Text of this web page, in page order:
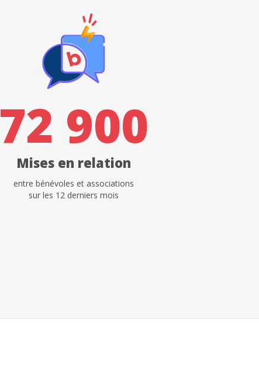
72 900
Mises en relation
entre bénévoles et associations
sur les 12 derniers mois